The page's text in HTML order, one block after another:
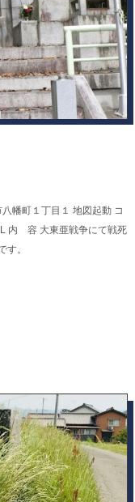
幡町１丁目１ 地図起動 コ
内 容 大東亜戦争にて戦死
す。